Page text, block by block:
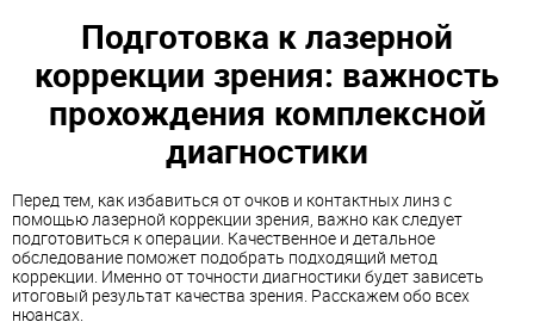
Подготовка к лазерной
коррекции зрения: важность
прохождения комплексной
диагностики
Перед тем, как избавиться от очков и контактных линз с
помощью лазерной коррекции зрения, важно как следует
подготовиться к операции. Качественное и детальное
обследование поможет подобрать подходящий метод
коррекции. Именно от точности диагностики будет зависеть
итоговый результат качества зрения. Расскажем обо всех
нюансах.